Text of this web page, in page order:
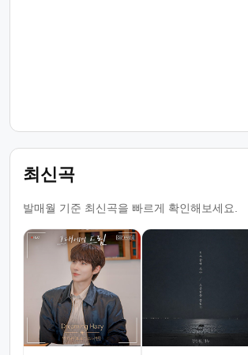
최신곡
발매월 기준 최신곡을 빠르게 확인해보세요.